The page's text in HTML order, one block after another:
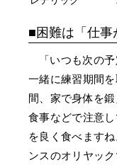
困難は「仕
「いつも次の
一緒に練習期間
間、家で身体を
食事などで注意
を良く食べます
ンスのオリヤッ